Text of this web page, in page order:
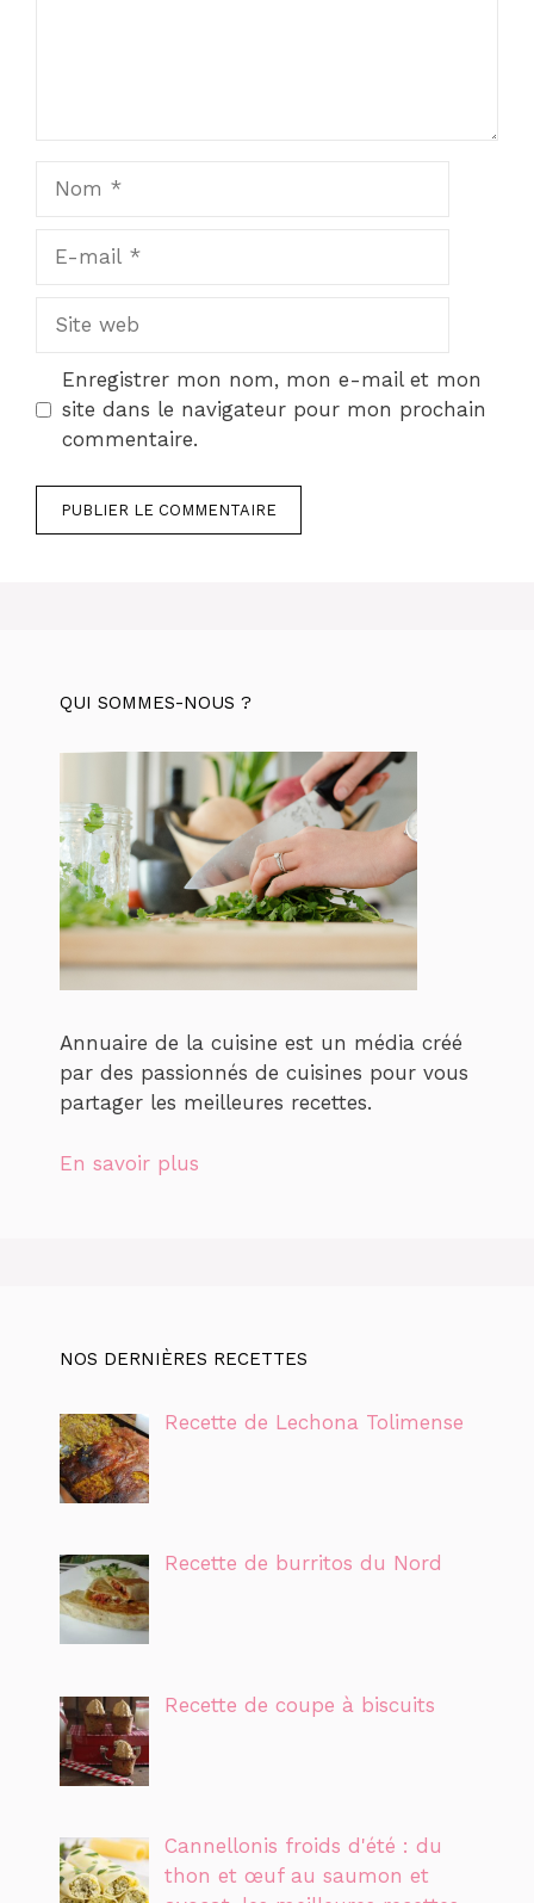
Site
Enregistrer mon nom, mon e-mail et mon
site dans le navigateur pour mon prochain
commentaire.
QUI SOMMES-NOUS ?
Annuaire de la cuisine est un média créé
par des passionnés de cuisines pour vous
partager les meilleures recettes.
En savoir plus
NOS DERNIÈRES RECETTES
Recette de Lechona Tolimense
Recette de burritos du Nord
Recette de coupe à biscuits
Cannellonis froids d'été : du
thon et œuf au saumon et